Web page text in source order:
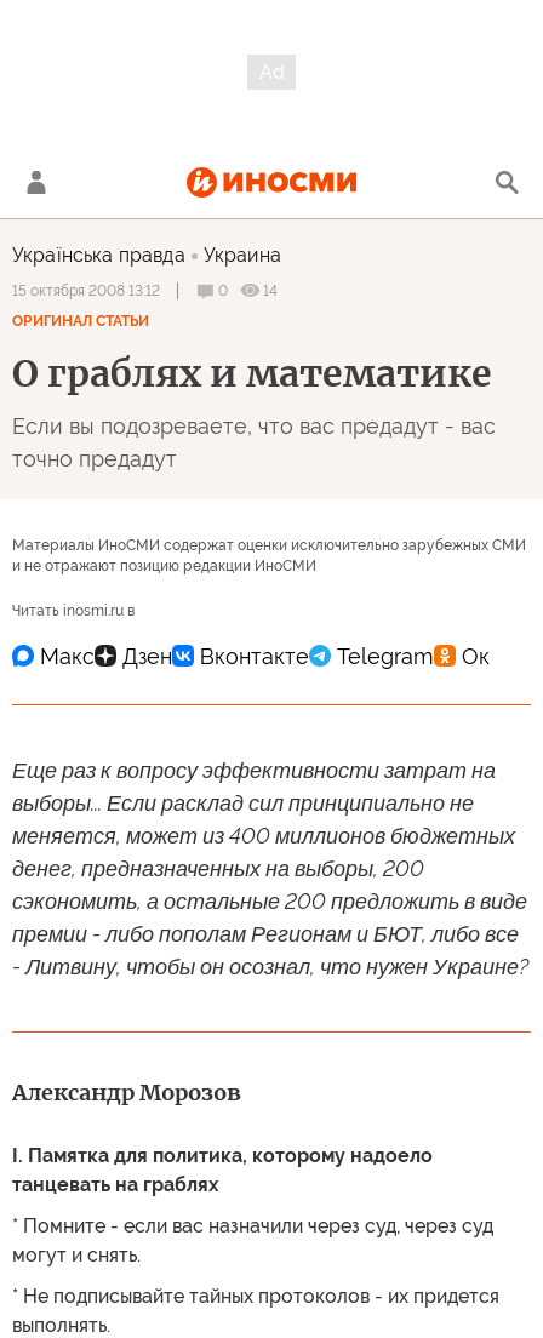
Українська правда Украина
15 октября 2008 13:12 0
14
ОРИГИНАЛ СТАТЬИ
О граблях и математике
Если вы подозреваете, что вас предадут - вас
точно предадут
Материалы ИноСМИ содержат оценки исключительно зарубежных СМИ
и не отражают позицию редакции ИноСМИ
Читать inosmi.ru в
Еще раз к вопросу эффективности затрат на
выборы... Если расклад сил принципиально не
меняется, может из 400 миллионов бюджетных
денег, предназначенных на выборы, 200
сэкономить, а остальные 200 предложить в виде
премии - либо пополам Регионам и БЮТ, либо все
- Литвину, чтобы он осознал, что нужен Украине?
Александр Морозов
I. Памятка для политика, которому надоело
танцевать на граблях
* Помните - если вас назначили через суд, через суд
могут и снять.
* Не подписывайте тайных протоколов - их придется
выполнять.